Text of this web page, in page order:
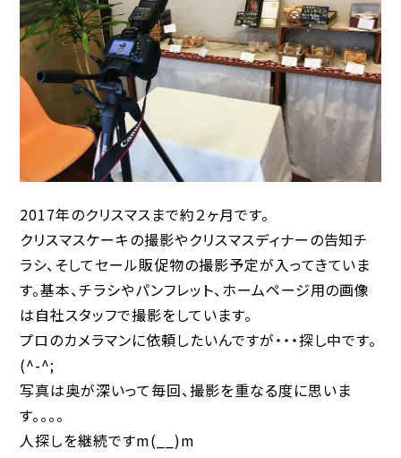
2017年のクリスマスまで約２ヶ月です。
クリスマスケーキの撮影やクリスマスディナーの告知チ
ラシ、そしてセール販促物の撮影予定が入ってきていま
す。基本、チラシやパンフレット、ホームページ用の画像
は自社スタッフで撮影をしています。
プロのカメラマンに依頼したいんですが・・・探し中です。
(^-^;
写真は奥が深いって毎回、撮影を重なる度に思いま
す。。。。
人探しを継続ですm(__)m